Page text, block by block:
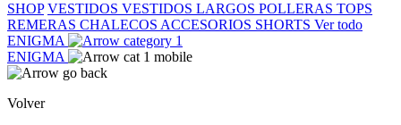
SHOP VESTIDOS VESTIDOS LARGOS POLLERAS TOPS
REMERAS CHALECOS ACCESORIOS SHORTS Ver todo
ENIGMA
ENIGMA
Volver